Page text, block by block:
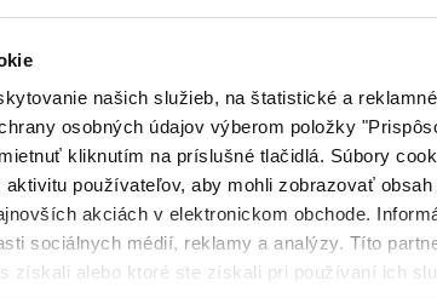
našich služieb, na štatistické a
osobných údajov výberom položky
kliknutím na príslušné tlačidlá. Súbory
používateľov, aby mohli zobrazovať obsah
akciách v elektronickom obchode.
sociálnych médií, reklamy a analýzy. Títo
získali alebo ktoré ste získali pri používaní ich
nákup!
ponuky a inšpiráciu od OCHNIK.